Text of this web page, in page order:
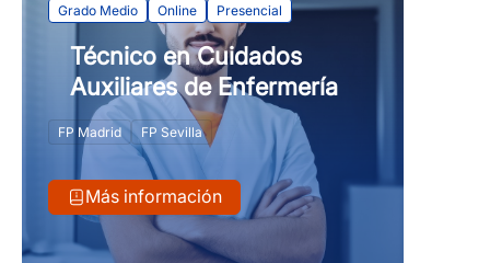
Grado Medio Online Presencial
Técnico en Cuidados
Auxiliares de Enfermería
FP Madrid FP Sevilla
Más información